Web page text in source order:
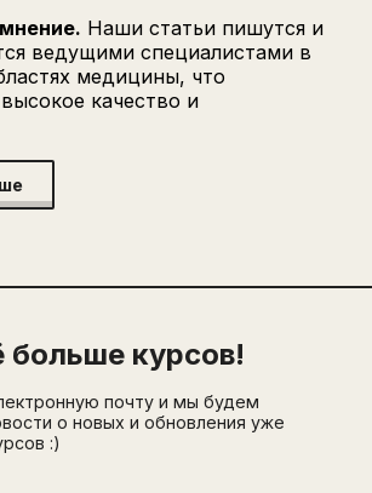
Наши статьи пишутся и
ведущими специалистами в
медицины, что
качество и
больше курсов!
почту и мы будем
о новых и обновления уже
:)